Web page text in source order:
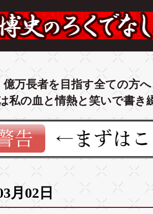
億万長者を目指す全ての方へ
私の血と情熱と笑いで書き
月02日